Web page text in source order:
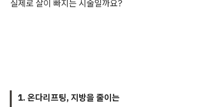
실제로 살이 빠지는 시술일까요?
1. 온다리프팅, 지방을 줄이는